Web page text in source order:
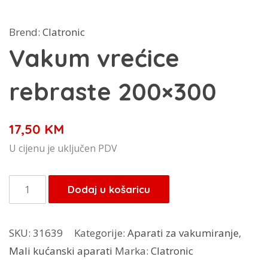
Brend: Clatronic
Vakum vrećice
rebraste 200×300
17,50 KM
U cijenu je uključen PDV
Vakum
vrećice
200x300
količina
Dodaj u košaricu
SKU: 31639 Kategorije: Aparati za vakumiranje,
Mali kućanski aparati Marka: Clatronic